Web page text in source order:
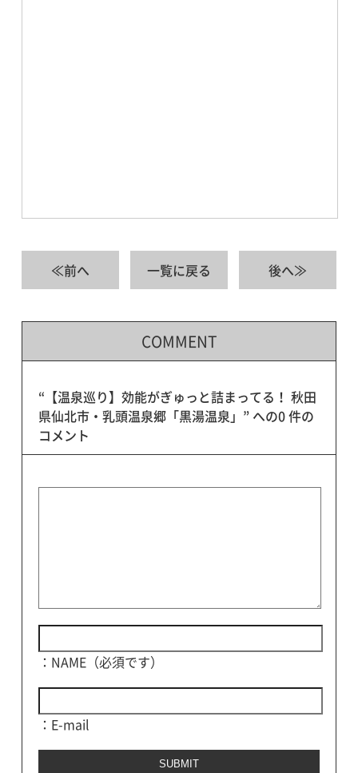
≪前へ 一覧に戻る 後へ≫
COMMENT
“【温泉巡り】効能がぎゅっと詰まってる！ 秋田
県仙北市・乳頭温泉郷「黒湯温泉」” への0 件の
コメント
：NAME（必須です）
：E-mail